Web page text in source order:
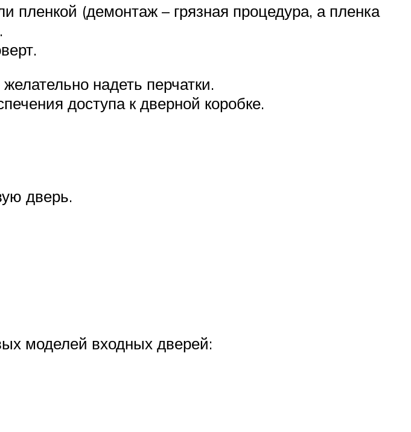
пленкой (демонтаж – грязная процедура, а пленка
надеть перчатки.
доступа к дверной коробке.
дверь.
моделей входных дверей: